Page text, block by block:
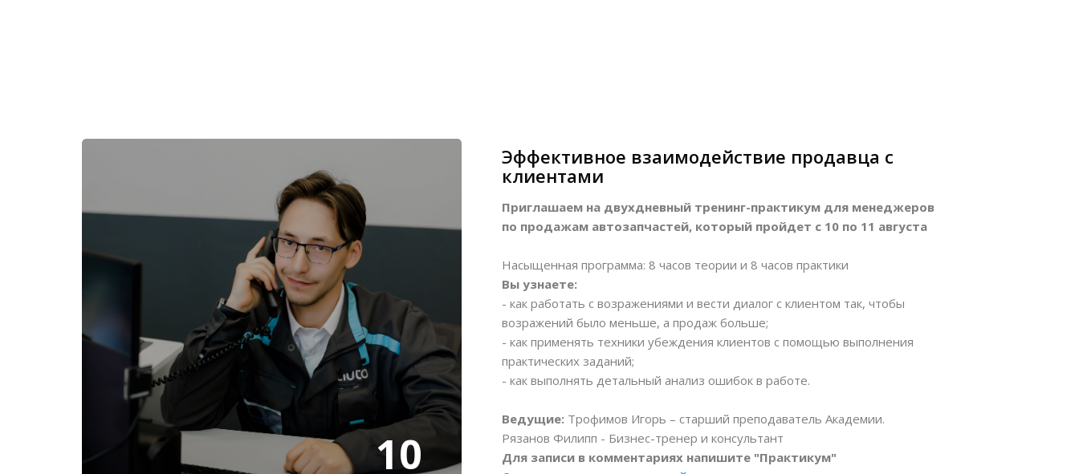
10
Эффективное взаимодействие продавца с
клиентами
Приглашаем на двухдневный тренинг-практикум для менеджеров
по продажам автозапчастей, который пройдет с 10 по 11 августа
Насыщенная программа: 8 часов теории и 8 часов практики
Вы узнаете:
- как работать с возражениями и вести диалог с клиентом так, чтобы
возражений было меньше, а продаж больше;
- как применять техники убеждения клиентов с помощью выполнения
практических заданий;
- как выполнять детальный анализ ошибок в работе.
Ведущие: Трофимов Игорь – старший преподаватель Академии.
Рязанов Филипп - Бизнес-тренер и консультант
Для записи в комментариях напишите "Практикум"